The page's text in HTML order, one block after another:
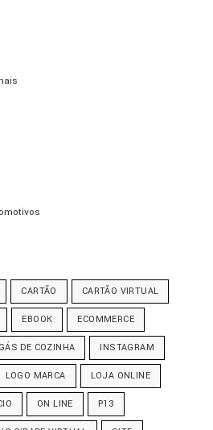
CARTÃO CARTÃO VIRTUAL
EBOOK ECOMMERCE
GÁS DE COZINHA INSTAGRAM
LOGO MARCA LOJA ONLINE
ON LINE P13